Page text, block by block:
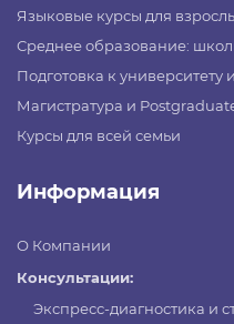
Языковые курсы для
Среднее образование:
Подготовка к
Магистратура и
Курсы для всей семьи
Информация
О Компании
Консультации:
Экспресс-диагностика и